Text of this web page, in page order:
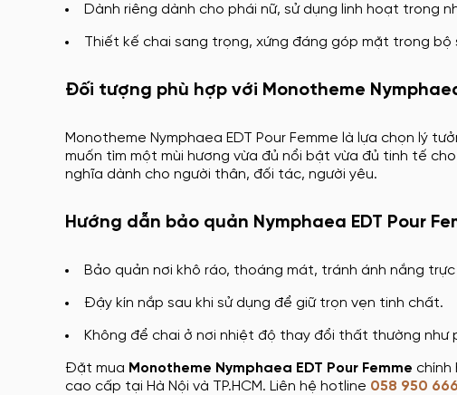
Dành riêng dành cho phái nữ, sử dụng linh hoạt trong
Thiết kế chai sang trọng, xứng đáng góp mặt trong bộ
Đối tượng phù hợp với Monotheme Nymphaea
Monotheme Nymphaea EDT Pour Femme là lựa chọn lý
muốn tìm một mùi hương vừa đủ nổi bật vừa đủ tinh tế
nghĩa dành cho người thân, đối tác, người yêu.
Hướng dẫn bảo quản Nymphaea EDT Pour
Bảo quản nơi khô ráo, thoáng mát, tránh ánh nắng
Đậy kín nắp sau khi sử dụng để giữ trọn vẹn tinh chất.
Không để chai ở nơi nhiệt độ thay đổi thất thường như
Đặt mua Monotheme Nymphaea EDT Pour Femme chính
cao cấp tại Hà Nội và TP.HCM. Liên hệ hotline 058 950